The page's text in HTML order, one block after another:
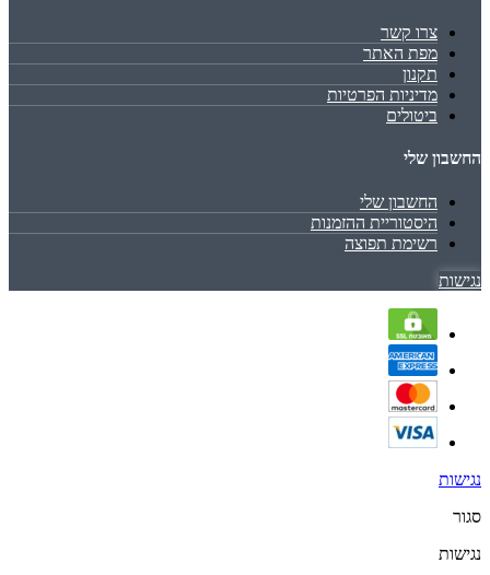
צרו קשר
מפת האתר
תקנון
מדיניות הפרטיות
ביטולים
החשבון שלי
החשבון שלי
היסטוריית ההזמנות
רשימת תפוצה
נגישות
נגישות
סגור
נגישות